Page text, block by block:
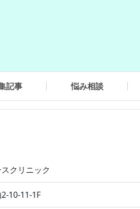
記事 悩み相談
クリニック
10-11-1F